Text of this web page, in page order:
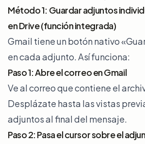
Método 1: Guardar adjuntos
en Drive (función integrada)
Gmail tiene un botón nativo
en cada adjunto. Así funciona:
Paso 1: Abre el correo en Gmail
Ve al correo que contiene el
Desplázate hasta las vistas
adjuntos al final del mensaje.
Paso 2: Pasa el cursor sobre el